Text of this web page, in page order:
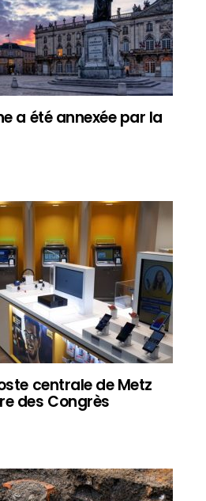
a été annexée par la
centrale de Metz
des Congrès